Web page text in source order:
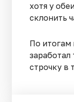
хотя у
склонить
По итогам
строчку в